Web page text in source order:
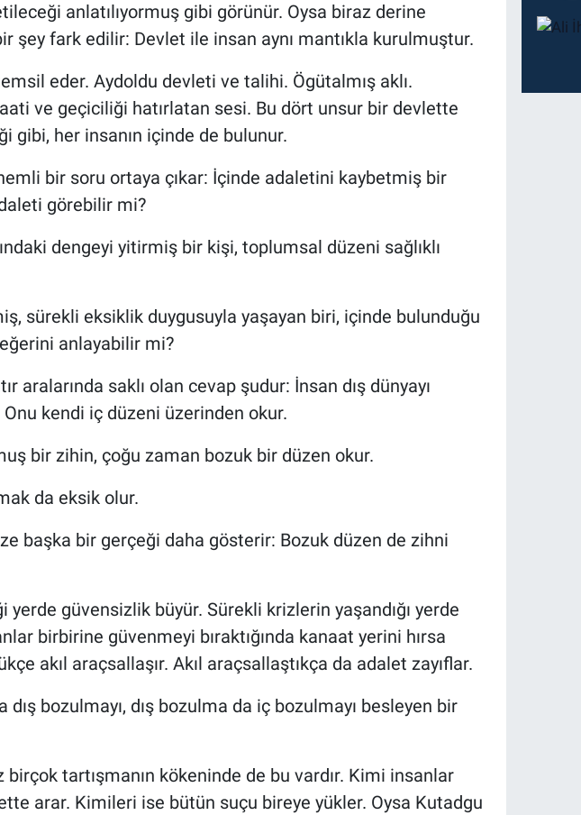
anlatılıyormuş gibi görünür. Oysa biraz derine
şey fark edilir: Devlet ile insan aynı mantıkla kurulmuştur.
eder. Aydoldu devleti ve talihi. Ögütalmış aklı.
ve geçiciliği hatırlatan sesi. Bu dört unsur bir devlette
gibi, her insanın içinde de bulunur.
bir soru ortaya çıkar: İçinde adaletini kaybetmiş bir
görebilir mi?
dengeyi yitirmiş bir kişi, toplumsal düzeni sağlıklı
sürekli eksiklik duygusuyla yaşayan biri, içinde bulunduğu
anlayabilir mi?
aralarında saklı olan cevap şudur: İnsan dış dünyayı
kendi iç düzeni üzerinden okur.
bir zihin, çoğu zaman bozuk bir düzen okur.
da eksik olur.
başka bir gerçeği daha gösterir: Bozuk düzen de zihni
güvensizlik büyür. Sürekli krizlerin yaşandığı yerde
birbirine güvenmeyi bıraktığında kanaat yerini hırsa
akıl araçsallaşır. Akıl araçsallaştıkça da adalet zayıflar.
dış bozulmayı, dış bozulma da iç bozulmayı besleyen bir
birçok tartışmanın kökeninde de bu vardır. Kimi insanlar
arar. Kimileri ise bütün suçu bireye yükler. Oysa Kutadgu